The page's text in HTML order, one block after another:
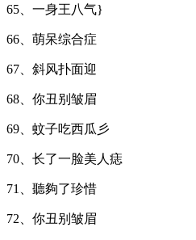
65、一身王八气}
66、萌呆综合症
67、斜风扑面迎
68、你丑别皱眉
69、蚊子吃西瓜彡
70、长了一脸美人痣
71、聽夠了珍惜
72、你丑别皱眉